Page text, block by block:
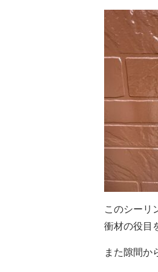
このシーリ
衝材の役目
また隙間か